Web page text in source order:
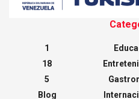
1
18
5
Blog